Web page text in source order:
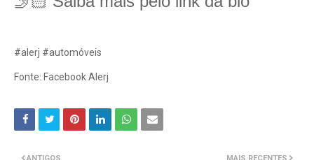
#alerj #automóveis
Fonte: Facebook Alerj